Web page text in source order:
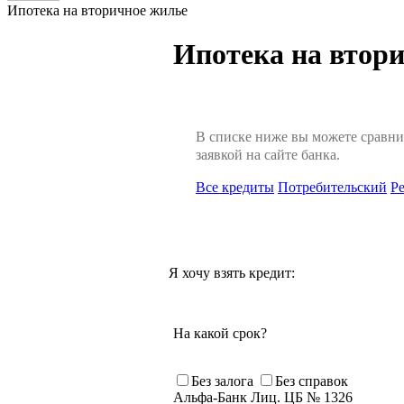
Ипотека на вторичное жилье
Ипотека на
В списке ниже вы можете
заявкой на сайте банка.
Все кредиты Потребительский
Я хочу взять кредит:
На какой срок?
Без залога
Без справок
Альфа-Банк Лиц. ЦБ № 1326